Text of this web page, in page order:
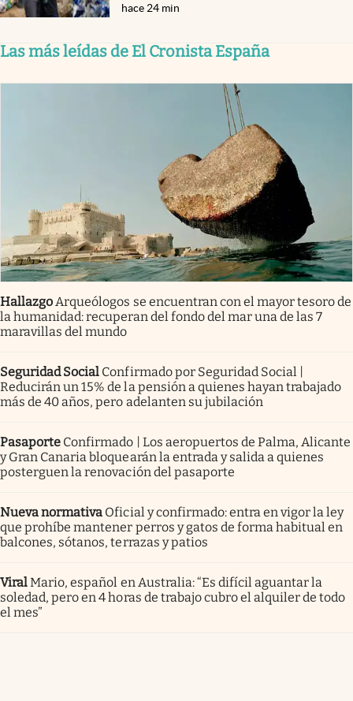
hace 24 min
Las más leídas de El Cronista España
Hallazgo Arqueólogos se encuentran con el mayor tesoro de
la humanidad: recuperan del fondo del mar una de las 7
maravillas del mundo
Seguridad Social Confirmado por Seguridad Social |
Reducirán un 15% de la pensión a quienes hayan trabajado
más de 40 años, pero adelanten su jubilación
Pasaporte Confirmado | Los aeropuertos de Palma, Alicante
y Gran Canaria bloquearán la entrada y salida a quienes
posterguen la renovación del pasaporte
Nueva normativa Oficial y confirmado: entra en vigor la ley
que prohíbe mantener perros y gatos de forma habitual en
balcones, sótanos, terrazas y patios
ViralMario, español en Australia: “Es difícil aguantar la
soledad, pero en 4 horas de trabajo cubro el alquiler de todo
el mes”